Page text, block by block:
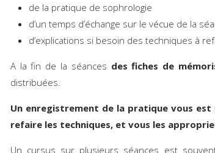
de la pratique de sophrologie
d’un temps d’échange sur le vécue de la
d’explications si besoin des techniques à
A la fin de la séances des fiches de
distribuées.
Un enregistrement de la pratique vous est
refaire les techniques, et vous les
Un cursus sur plusieurs séances est